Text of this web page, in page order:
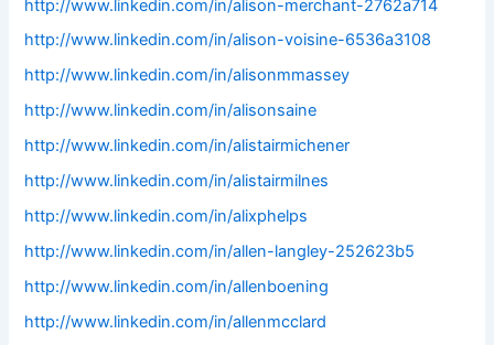
http://www.linkedin.com/in/alison-merchant-2762a714
http://www.linkedin.com/in/alison-voisine-6536a3108
http://www.linkedin.com/in/alisonmmassey
http://www.linkedin.com/in/alisonsaine
http://www.linkedin.com/in/alistairmichener
http://www.linkedin.com/in/alistairmilnes
http://www.linkedin.com/in/alixphelps
http://www.linkedin.com/in/allen-langley-252623b5
http://www.linkedin.com/in/allenboening
http://www.linkedin.com/in/allenmcclard